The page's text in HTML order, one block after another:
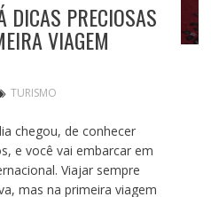
DICAS PRECIOSAS
VIAGEM
TURISMO
chegou, de conhecer
e você vai embarcar em
Viajar sempre
mas na primeira viagem